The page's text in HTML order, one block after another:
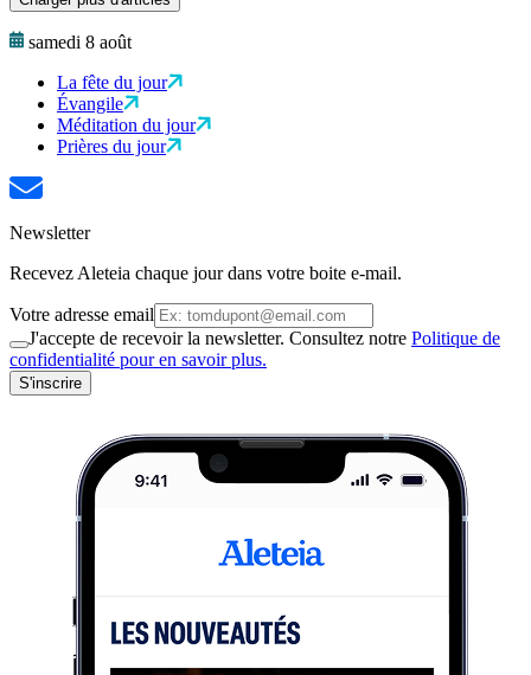
samedi 8 août
La fête du jour
Évangile
Méditation du jour
Prières du jour
Newsletter
Recevez Aleteia chaque jour dans votre boite e-mail.
Votre adresse email
J'accepte de recevoir la newsletter. Consultez notre Politique de
confidentialité pour en savoir plus.
S'inscrire